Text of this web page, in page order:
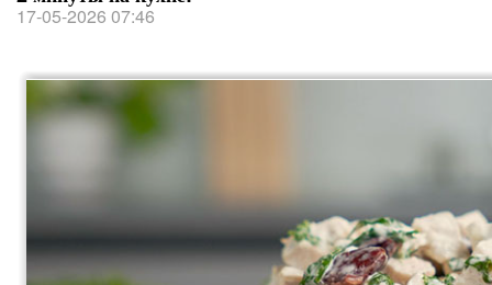
17-05-2026 07:46